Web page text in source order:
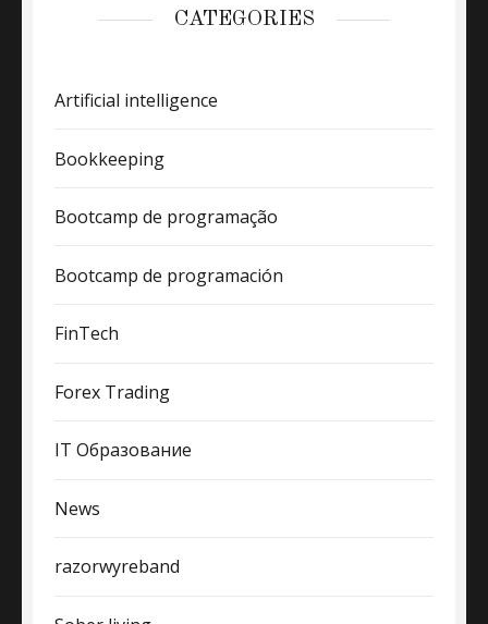
CATEGORIES
Artificial intelligence
Bookkeeping
Bootcamp de programação
Bootcamp de programación
FinTech
Forex Trading
IT Образование
News
razorwyreband